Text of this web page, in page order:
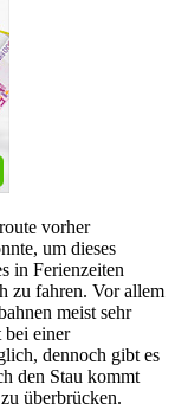
vorher
um dieses
in Ferienzeiten
zu fahren. Vor allem
meist sehr
einer
dennoch gibt es
den Stau kommt
überbrücken.